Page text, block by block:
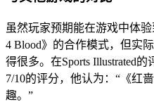
虽然玩家预期能在游戏中体
4 Blood》的合作模式，但实
得很多。在Sports Illustrated
7/10的评分，他认为：“《红
趣。”